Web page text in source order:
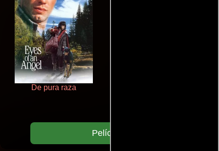
De pura raza
Películas